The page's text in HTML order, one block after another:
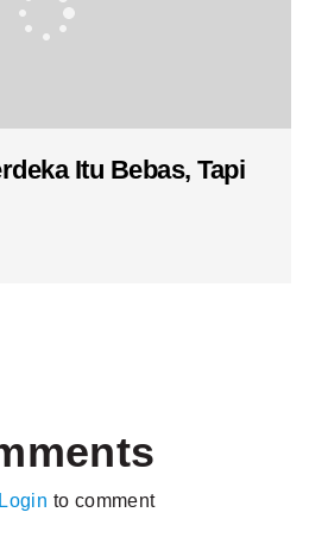
Itu Bebas, Tapi
Login to comment